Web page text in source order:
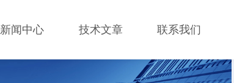
新闻中心 技术文章 联系我们